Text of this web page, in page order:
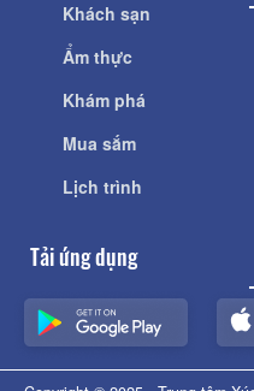
Khách sạn
Ẩm thực
Khám phá
Mua sắm
Lịch trình
Tải ứng dụng